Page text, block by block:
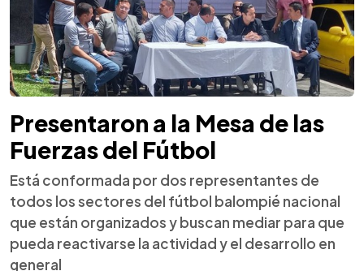
Presentaron a la Mesa de las
Fuerzas del Fútbol
Está conformada por dos representantes de
todos los sectores del fútbol balompié nacional
que están organizados y buscan mediar para que
pueda reactivarse la actividad y el desarrollo en
general